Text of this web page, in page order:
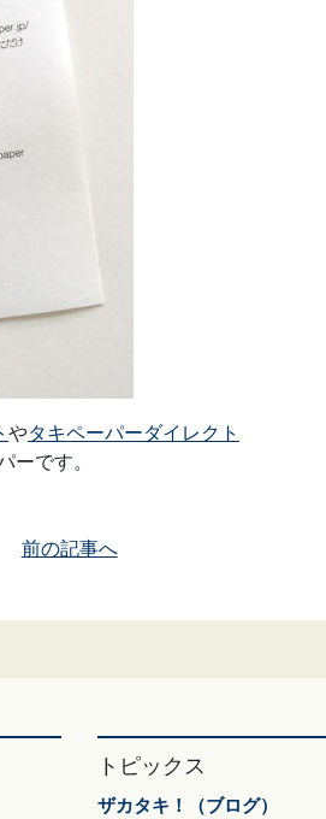
やタキペーパーダイレクト
ーです。
前の記事へ
トピックス
ザカタキ！（ブログ）